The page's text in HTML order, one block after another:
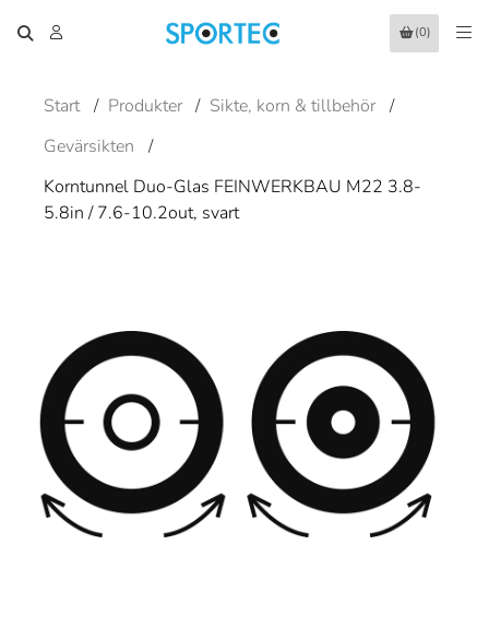
(0)
Start / Produkter / Sikte, korn & tillbehör /
Gevärsikten
/
Korntunnel Duo-Glas FEINWERKBAU M22 3.8-
5.8in / 7.6-10.2out, svart